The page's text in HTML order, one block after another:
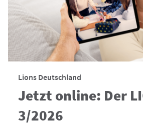
Lions Deutschland
Jetzt online: Der
3/2026